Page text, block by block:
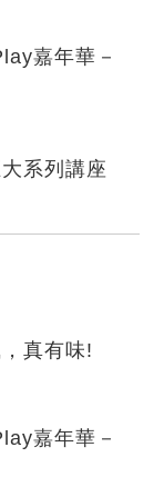
嘉年華－
系列講座
真有味!
嘉年華－